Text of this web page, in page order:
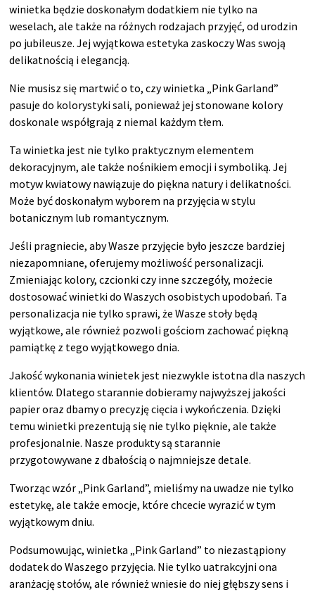
winietka będzie doskonałym dodatkiem nie tylko na
weselach, ale także na różnych rodzajach przyjęć, od urodzin
po jubileusze. Jej wyjątkowa estetyka zaskoczy Was swoją
delikatnością i elegancją.
Nie musisz się martwić o to, czy winietka „Pink Garland”
pasuje do kolorystyki sali, ponieważ jej stonowane kolory
doskonale współgrają z niemal każdym tłem.
Ta winietka jest nie tylko praktycznym elementem
dekoracyjnym, ale także nośnikiem emocji i symboliką. Jej
motyw kwiatowy nawiązuje do piękna natury i delikatności.
Może być doskonałym wyborem na przyjęcia w stylu
botanicznym lub romantycznym.
Jeśli pragniecie, aby Wasze przyjęcie było jeszcze bardziej
niezapomniane, oferujemy możliwość personalizacji.
Zmieniając kolory, czcionki czy inne szczegóły, możecie
dostosować winietki do Waszych osobistych upodobań. Ta
personalizacja nie tylko sprawi, że Wasze stoły będą
wyjątkowe, ale również pozwoli gościom zachować piękną
pamiątkę z tego wyjątkowego dnia.
Jakość wykonania winietek jest niezwykle istotna dla naszych
klientów. Dlatego starannie dobieramy najwyższej jakości
papier oraz dbamy o precyzję cięcia i wykończenia. Dzięki
temu winietki prezentują się nie tylko pięknie, ale także
profesjonalnie. Nasze produkty są starannie
przygotowywane z dbałością o najmniejsze detale.
Tworząc wzór „Pink Garland”, mieliśmy na uwadze nie tylko
estetykę, ale także emocje, które chcecie wyrazić w tym
wyjątkowym dniu.
Podsumowując, winietka „Pink Garland” to niezastąpiony
dodatek do Waszego przyjęcia. Nie tylko uatrakcyjni ona
aranżację stołów, ale również wniesie do niej głębszy sens i